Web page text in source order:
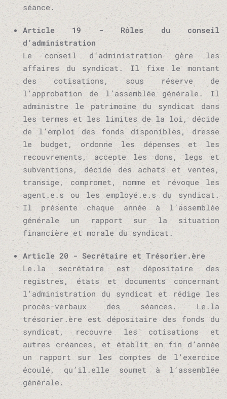
séance.
Article 19 - Rôles du conseil
d’administration
Le conseil d’administration gère les
affaires du syndicat. Il fixe le montant
des cotisations, sous réserve de
l’approbation de l’assemblée générale. Il
administre le patrimoine du syndicat dans
les termes et les limites de la loi, décide
de l’emploi des fonds disponibles, dresse
le budget, ordonne les dépenses et les
recouvrements, accepte les dons, legs et
subventions, décide des achats et ventes,
transige, compromet, nomme et révoque les
agent.e.s ou les employé.e.s du syndicat.
Il présente chaque année à l’assemblée
générale un rapport sur la situation
financière et morale du syndicat.
Article 20 - Secrétaire et Trésorier.ère
Le.la secrétaire est dépositaire des
registres, états et documents concernant
l’administration du syndicat et rédige les
procès-verbaux des séances. Le.la
trésorier.ère est dépositaire des fonds du
syndicat, recouvre les cotisations et
autres créances, et établit en fin d’année
un rapport sur les comptes de l’exercice
écoulé, qu’il.elle soumet à l’assemblée
générale.